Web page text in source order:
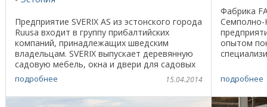
Предприятие SVERIX AS из эстонского города
Ruusa входит в группу прибалтийских
компаний, принадлежащих шведским
владельцам. SVERIX выпускает деревянную
садовую мебель, окна и двери для садовых
домиков. Эта продукция популярна в
Северной Европе, и ее ...
подробнее 15.04.2014
Фабрика
Семполно-
опытом
подробнее